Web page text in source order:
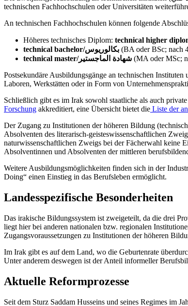
technischen Fachhochschulen oder Universitäten
An technischen Fachhochschulen können folgende
Höheres technisches Diplom:
technical bachelor/بكالوريوس (BA oder BSc; nach
technical master/شهادة الماجستير (MA oder MSc;
Postsekundäre Ausbildungsgänge an technischen
Laboren, Werkstätten oder in Form von
Schließlich gibt es im Irak sowohl staatliche als auch
Forschung akkreditiert, eine Übersicht bietet die Liste der
Der Zugang zu Institutionen der höheren Bildung
Absolventen des literarisch-geisteswissenschaftlichen
naturwissenschaftlichen Zweigs bei der Fächerwahl keine
Absolventinnen und Absolventen der mittleren
Weitere Ausbildungsmöglichkeiten finden sich in der
Doing“ einen Einstieg in das Berufsleben ermöglicht.
Landesspezifische Besonderheiten
Das irakische Bildungssystem ist zweigeteilt, da die drei
liegt hier bei anderen nationalen bzw. regionalen
Zugangsvoraussetzungen zu Institutionen der höheren
Im Irak gibt es auf dem Land, wo die Geburtenrate
Unter anderem deswegen ist der Anteil informeller
Aktuelle Reformprozesse
Seit dem Sturz Saddam Husseins und seines Regimes im